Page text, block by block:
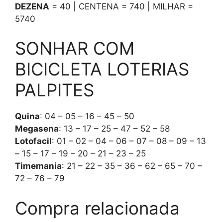
DEZENA = 40 | CENTENA = 740 | MILHAR =
5740
SONHAR COM
BICICLETA LOTERIAS
PALPITES
Quina: 04 – 05 – 16 – 45 – 50
Megasena: 13 – 17 – 25 – 47 – 52 – 58
Lotofacil: 01 – 02 – 04 – 06 – 07 – 08 – 09 – 13
– 15 – 17 – 19 – 20 – 21 – 23 – 25
Timemania: 21 – 22 – 35 – 36 – 62 – 65 – 70 –
72 – 76 – 79
Compra relacionada